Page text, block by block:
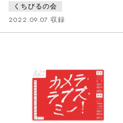
恋人と同棲しながら脚本家を目指
す、川村明利（32）にもとに、あ
る日、兄の雅史(35)から電話がか
ないか」。明利が帰省すると、な
んと徹は「象」になっていた。明
利は葛藤する。果たして、「象」
となったどうすれば良いのか。
くちびるの会
2022.09.07 収録